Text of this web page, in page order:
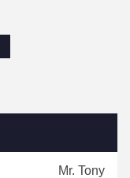
Mr. Tony